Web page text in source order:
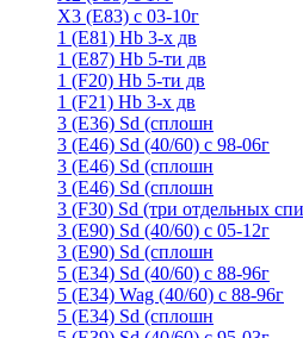
X3 (E83) с 03-10г
1 (Е81) Hb 3-х дв
1 (Е87) Hb 5-ти дв
1 (F20) Hb 5-ти дв
1 (F21) Hb 3-х дв
3 (E36) Sd (сплошн
3 (Е46) Sd (40/60) с 98-06г
3 (Е46) Sd (сплошн
3 (E46) Sd (сплошн
3 (F30) Sd (три отдельных
3 (Е90) Sd (40/60) с 05-12г
3 (Е90) Sd (сплошн
5 (E34) Sd (40/60) с 88-96г
5 (E34) Wag (40/60) с 88-96г
5 (E34) Sd (сплошн